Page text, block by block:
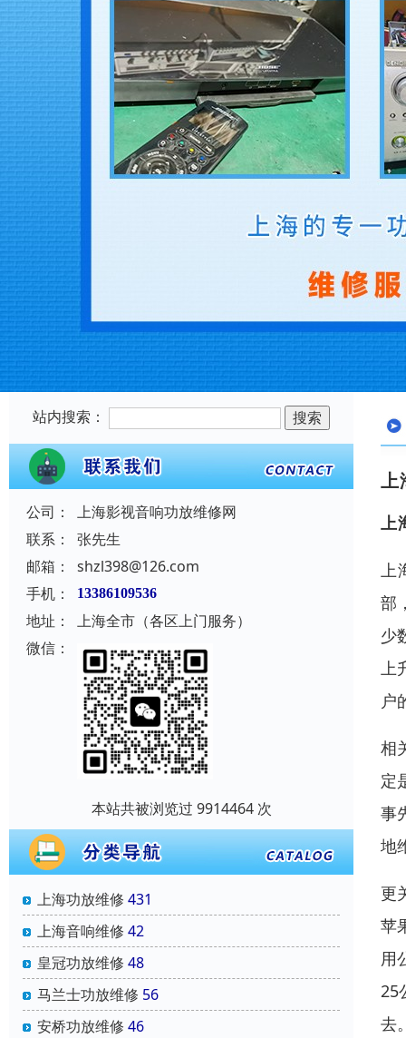
站内搜索：
公司：
上海影视音响功放维修网
联系：
张先生
邮箱：
shzl398@126.com
手机：
13386109536
地址：
上海全市（各区上门服务）
微信：
本站共被浏览过 9914464 次
上海功放维修 431
上海音响维修 42
皇冠功放维修 48
马兰士功放维修 56
安桥功放维修 46
上
上
上
部
少
上
户
相
定
事
地
更
苹
用
25
去